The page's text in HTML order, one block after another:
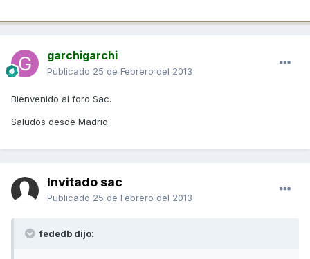
garchigarchi
Publicado 25 de Febrero del 2013
Bienvenido al foro Sac.
Saludos desde Madrid
Invitado sac
Publicado 25 de Febrero del 2013
fededb dijo: